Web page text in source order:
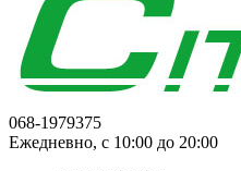
068-1979375
Ежедневно, с 10:00 до 20:00